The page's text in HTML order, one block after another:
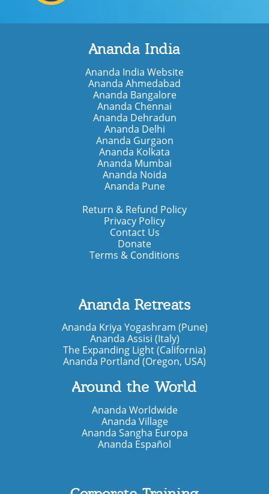
Ananda India
Ananda India Website
Ananda Ahmedabad
Ananda Bangalore
Ananda Chennai
Ananda Dehradun
Ananda Delhi
Ananda Gurgaon
Ananda Kolkata
Ananda Mumbai
Ananda Noida
Ananda Pune
Return & Refund Policy
Privacy Policy
Contact Us
Donate
Terms & Conditions
Ananda Retreats
Ananda Kriya Yogashram (Pune)
Ananda Assisi (Italy)
The Expanding Light (California)
Ananda Portland (Oregon, USA)
Around the World
Ananda Worldwide
Ananda Village
Ananda Sangha Europa
Ananda Español